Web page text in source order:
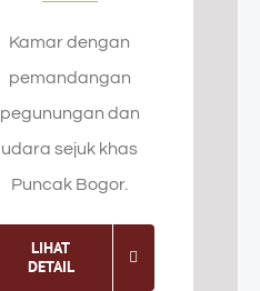
Kamar dengan
pemandangan
pegunungan dan
udara sejuk khas
Puncak Bogor.
LIHAT
DETAIL